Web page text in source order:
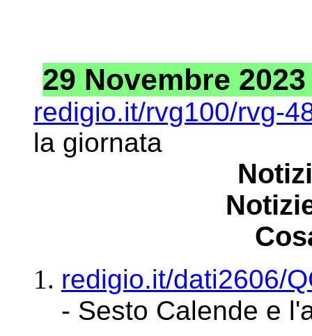
29 Novembre
redigio.it/rvg100/rvg-
la giornata
redigio.it/dati2606/
- Sesto Calende e